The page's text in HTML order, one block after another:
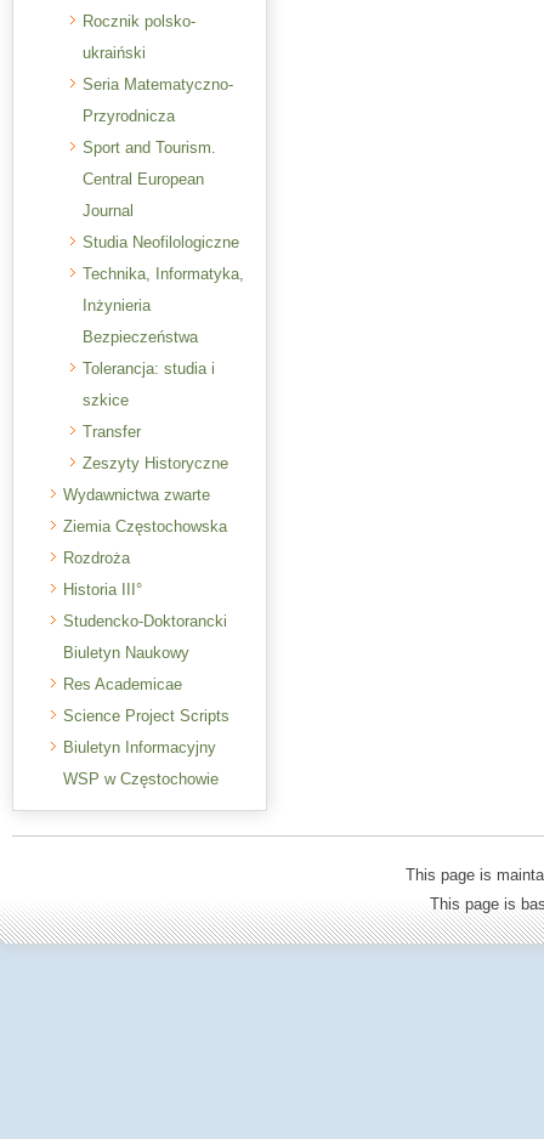
Rocznik polsko-
ukraiński
Seria Matematyczno-
Przyrodnicza
Sport and Tourism.
Central European
Journal
Studia Neofilologiczne
Technika, Informatyka,
Inżynieria
Bezpieczeństwa
Tolerancja: studia i
szkice
Transfer
Zeszyty Historyczne
Wydawnictwa zwarte
Ziemia Częstochowska
Rozdroża
Historia III°
Studencko-Doktorancki
Biuletyn Naukowy
Res Academicae
Science Project Scripts
Biuletyn Informacyjny
WSP w Częstochowie
This page is
This page is